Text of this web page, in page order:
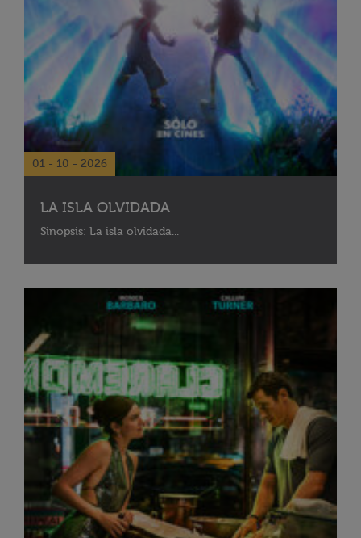
01 - 10 - 2026
LA ISLA OLVIDADA
Sinopsis: La isla olvidada...